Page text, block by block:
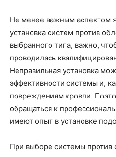
Не менее важным аспектом
установка систем против
выбранного типа, важно,
проводилась
Неправильная установка
эффективности системы и,
повреждениям кровли.
обращаться к
имеют опыт в установке
При выборе системы против